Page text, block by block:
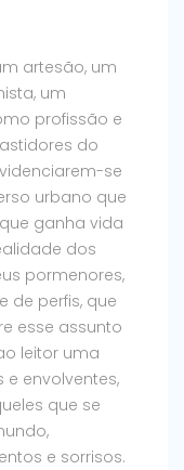
artesão, um
um
profissão e
do
se
urbano que
ganha vida
dos
pormenores,
de perfis, que
esse assunto
leitor uma
envolventes,
que se
e sorrisos.